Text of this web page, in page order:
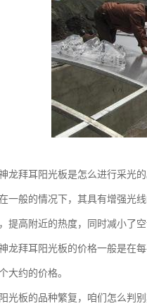
龙拜耳阳光板是怎么进行采光
一般的情况下，其具有增强光
提高附近的热度，同时减小了空
龙拜耳阳光板的价格一般是在
大约的价格。
光板的品种繁复，咱们怎么判别